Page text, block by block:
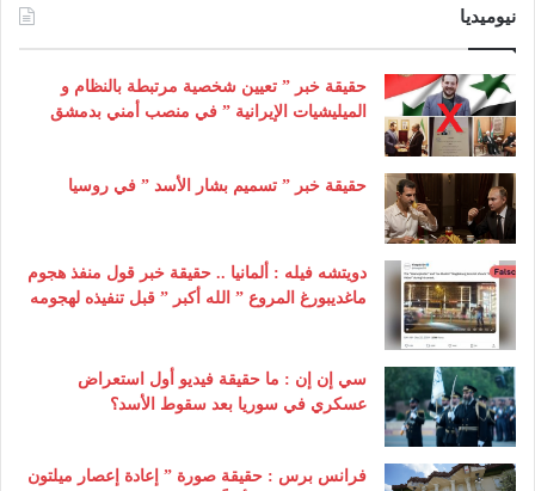
نيوميديا
حقيقة خبر ” تعيين شخصية مرتبطة بالنظام و
الميليشيات الإيرانية ” في منصب أمني بدمشق
حقيقة خبر ” تسميم بشار الأسد ” في روسيا
دويتشه فيله : ألمانيا .. حقيقة خبر قول منفذ هجوم
ماغديبورغ المروع ” الله أكبر ” قبل تنفيذه لهجومه
سي إن إن : ما حقيقة فيديو أول استعراض
عسكري في سوريا بعد سقوط الأسد؟
فرانس برس : حقيقة صورة ” إعادة إعصار ميلتون